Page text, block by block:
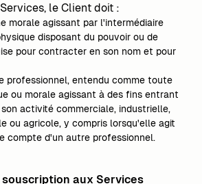
le Client doit :
morale agissant par l'intermédiaire
disposant du pouvoir ou de
pour contracter en son nom et pour
professionnel, entendu comme toute
ou morale agissant à des fins entrant
activité commerciale, industrielle,
ou agricole, y compris lorsqu'elle agit
compte d'un autre professionnel.
aux Services